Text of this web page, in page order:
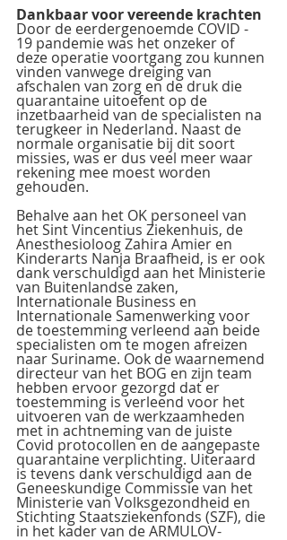
Dankbaar voor vereende krachten
Door de eerdergenoemde COVID -
19 pandemie was het onzeker of
deze operatie voortgang zou kunnen
vinden vanwege dreiging van
afschalen van zorg en de druk die
quarantaine uitoefent op de
inzetbaarheid van de specialisten na
terugkeer in Nederland. Naast de
normale organisatie bij dit soort
missies, was er dus veel meer waar
rekening mee moest worden
gehouden.
Behalve aan het OK personeel van
het Sint Vincentius Ziekenhuis, de
Anesthesioloog Zahira Amier en
Kinderarts Nanja Braafheid, is er ook
dank verschuldigd aan het Ministerie
van Buitenlandse zaken,
Internationale Business en
Internationale Samenwerking voor
de toestemming verleend aan beide
specialisten om te mogen afreizen
naar Suriname. Ook de waarnemend
directeur van het BOG en zijn team
hebben ervoor gezorgd dat er
toestemming is verleend voor het
uitvoeren van de werkzaamheden
met in achtneming van de juiste
Covid protocollen en de aangepaste
quarantaine verplichting. Uiteraard
is tevens dank verschuldigd aan de
Geneeskundige Commissie van het
Ministerie van Volksgezondheid en
Stichting Staatsziekenfonds (SZF), die
in het kader van de ARMULOV-